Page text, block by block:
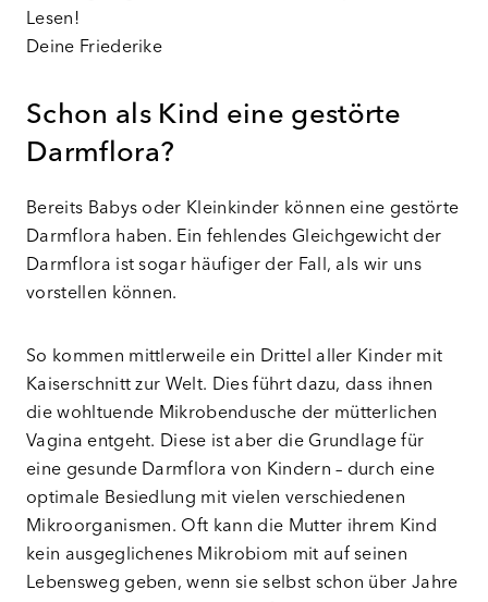
Lesen!
Deine Friederike
Schon als Kind eine gestörte
Darmflora?
Bereits Babys oder Kleinkinder können eine gestörte
Darmflora haben. Ein fehlendes Gleichgewicht der
Darmflora ist sogar häufiger der Fall, als wir uns
vorstellen können.
So kommen mittlerweile ein Drittel aller Kinder mit
Kaiserschnitt zur Welt. Dies führt dazu, dass ihnen
die wohltuende Mikrobendusche der mütterlichen
Vagina entgeht. Diese ist aber die Grundlage für
eine gesunde Darmflora von Kindern – durch eine
optimale Besiedlung mit vielen verschiedenen
Mikroorganismen. Oft kann die Mutter ihrem Kind
kein ausgeglichenes Mikrobiom mit auf seinen
Lebensweg geben, wenn sie selbst schon über Jahre